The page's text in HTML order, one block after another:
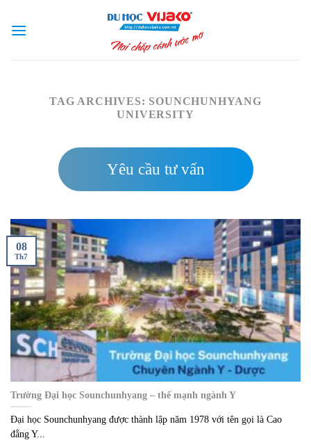
TAG ARCHIVES: SOUNCHUNHYANG
UNIVERSITY
Yêu cầu tư vấn
Trường Đại học Sounchunhyang – thế mạnh ngành Y
Đại học Sounchunhyang được thành lập năm 1978 với tên gọi là Cao
đẳng Y...
08
Th7